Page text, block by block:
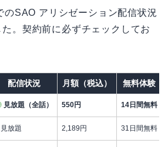
のSAO アリシゼーション配信状況
。契約前に必ずチェックしてお
配信状況 月額（税込） 無料体験
見放題（全話） 550円 14日間無料
見放題 2,189円 31日間無料